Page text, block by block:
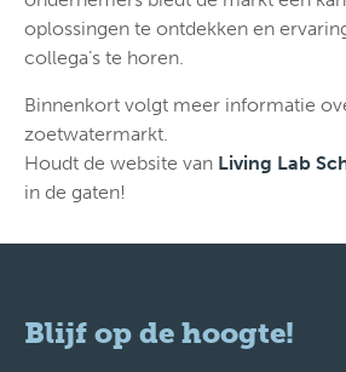
oplossingen te ontdekken en
collega’s te horen.
Binnenkort volgt meer informatie
zoetwatermarkt.
Houdt de website van Living Lab
in de gaten!
Blijf op de hoogte!